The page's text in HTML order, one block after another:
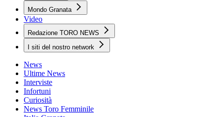
Mondo Granata
Video
Redazione TORO NEWS
I siti del nostro network
News
Ultime News
Interviste
Infortuni
Curiosità
News Toro Femminile